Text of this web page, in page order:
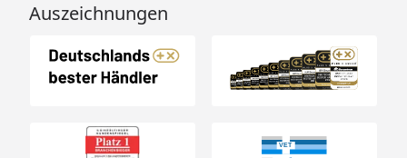
Auszeichnungen